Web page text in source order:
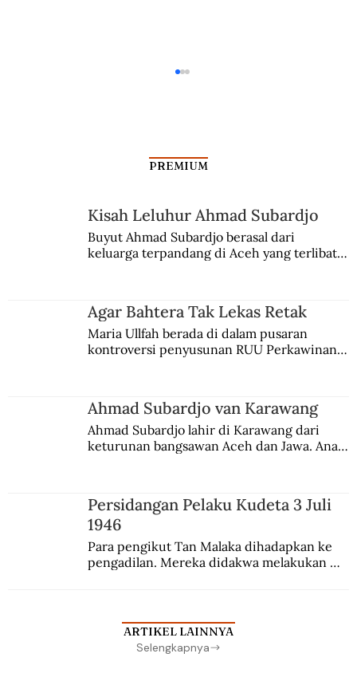
Bentuk Kerajaan Sriwijaya Berdasarkan
PREMIUM
Kisah Leluhur Ahmad Subardjo
Buyut Ahmad Subardjo berasal dari
keluarga terpandang di Aceh yang terlibat
Agar Bahtera Tak Lekas Retak
Maria Ullfah berada di dalam pusaran
kontroversi penyusunan RUU Perkawinan.
Ahmad Subardjo van Karawang
Ahmad Subardjo lahir di Karawang dari
keturunan bangsawan Aceh dan Jawa. Anak
Persidangan Pelaku Kudeta 3 Juli
1946
Para pengikut Tan Malaka dihadapkan ke
pengadilan. Mereka didakwa melakukan
ARTIKEL LAINNYA
Selengkapnya